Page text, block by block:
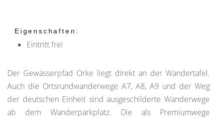
Eigenschaften:
Eintritt frei
Der Gewässerpfad Orke liegt direkt an der Wandertafel.
Auch die Ortsrundwanderwege A7, A8, A9 und der Weg
der deutschen Einheit sind ausgeschilderte Wanderwege
ab dem Wanderparkplatz. Die als Premiumwege